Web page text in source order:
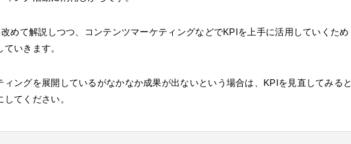
めて解説しつつ、コンテンツマーケティングなどでKPIを上手に活用していくため
いきます。
ィングを展開しているがなかなか成果が出ないという場合は、KPIを見直してみると
てください。